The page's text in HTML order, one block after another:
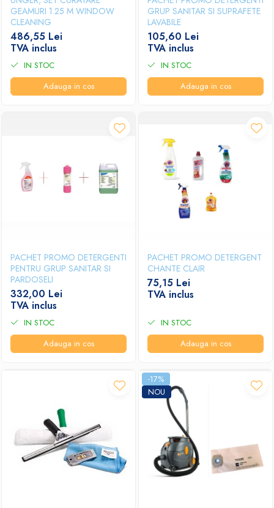
Papuci hotel
GEAMURI 1.25 M WINDOW
CLEANING
486,55 Lei
TVA inclus
IN STOC
Adauga in cos
GRUP SANITAR SI SUPRAFETE
LAVABILE
105,60 Lei
TVA inclus
IN STOC
Adauga in cos
PACHET PROMO DETERGENTI
PENTRU GRUP SANITAR SI
PARDOSELI
332,00 Lei
TVA inclus
IN STOC
Adauga in cos
PACHET PROMO DETERGENT
CHANTE CLAIR
75,15 Lei
TVA inclus
IN STOC
Adauga in cos
-17%
NOU